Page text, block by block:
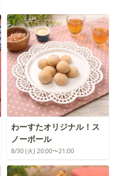
わーすたオリジナル！ス
ノーボール
8/30 (火) 20:00〜21:00